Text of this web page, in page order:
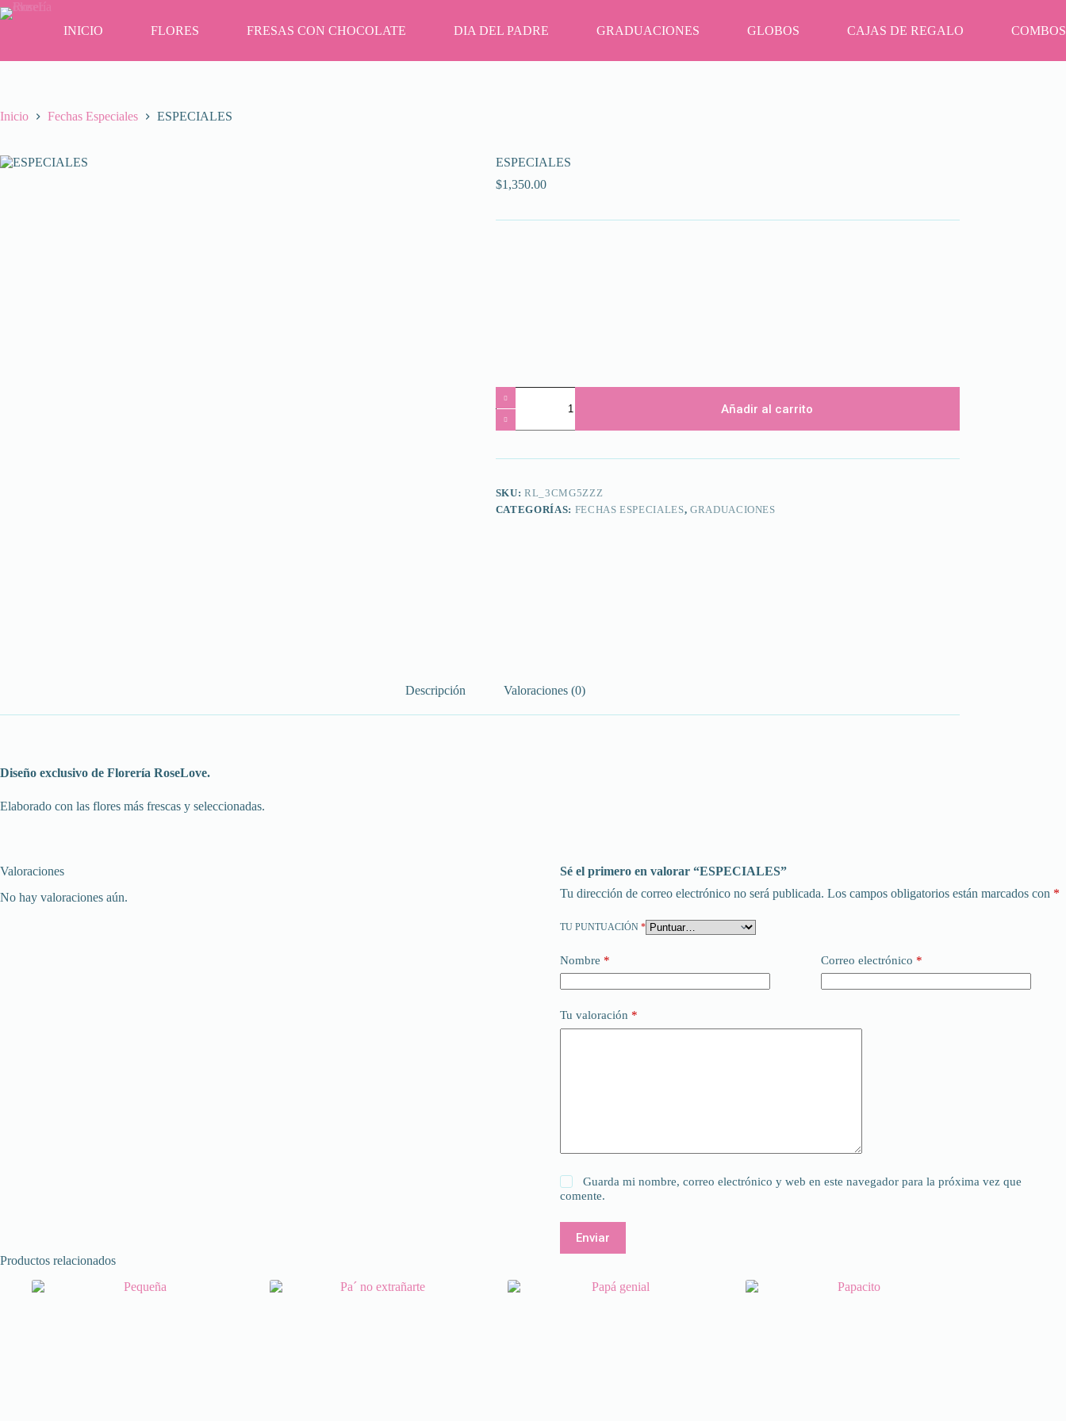
Saltar
al
INICIO FLORES FRESAS CON CHOCOLATE DIA DEL PADRE GRADUACIONES GLOBOS CAJAS DE REGALO COMBOS
Inicio Fechas Especiales ESPECIALES
ESPECIALES
$1,350.00
ESPECIALES
cantidad
Añadir al carrito
SKU:RL_3CMG5ZZZ
CATEGORÍAS: FECHAS ESPECIALES, GRADUACIONES
Descripción Valoraciones (0)
Diseño exclusivo de Florería RoseLove.
Elaborado con las flores más frescas y seleccionadas.
Valoraciones
No hay valoraciones aún.
Sé el primero en valorar “ESPECIALES”
Tu dirección de correo electrónico no será publicada. Los campos obligatorios están marcados con *
TU PUNTUACIÓN *
Nombre * Correo electrónico *
Tu valoración *
Guarda mi nombre, correo electrónico y web en este navegador para la próxima vez que
comente.
Enviar
Productos relacionados